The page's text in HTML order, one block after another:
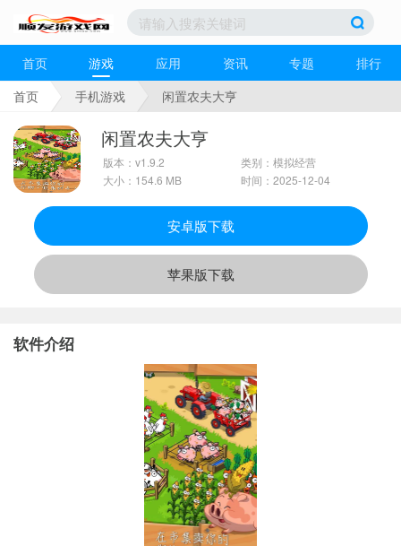
首页 游戏 应用 资讯 专题
排行
首页
手机游戏 闲置农夫大亨
闲置农夫大亨
版本：v1.9.2
大小：154.6 MB
类别：模拟经营
时间：2025-12-04
安卓版下载
苹果版下载
软件介绍